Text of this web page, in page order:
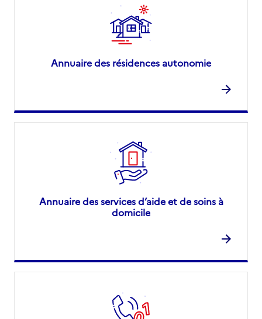
Annuaire des résidences autonomie
Annuaire des services d’aide et de soins à
domicile